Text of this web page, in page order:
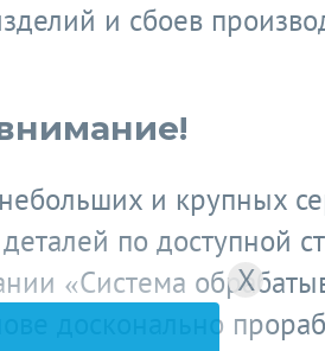
и сбоев
небольших и крупных
по доступной
«Система
досконально
X